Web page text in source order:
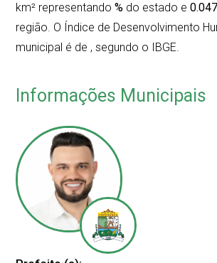
km² representando % do estado e
região. O Índice de Desenvolvimento
municipal é de , segundo o IBGE.
Informações Municipais